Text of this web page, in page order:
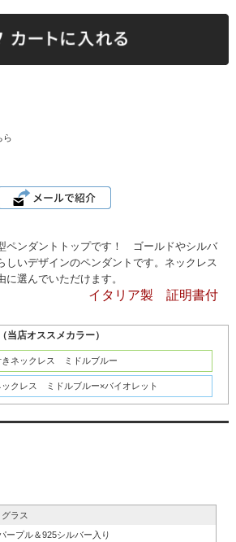
ら
ペンダントトップです！ ゴールドやシルバ
しいデザインのペンダントです。ネックレス
選んでいただけます。
イタリア製 証明書付
当店オススメカラー）
きネックレス ミドルブルー
ックレス ミドルブルー×バイオレット
ラス
ープル＆925シルバー入り